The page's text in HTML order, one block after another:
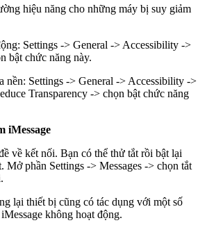
hiệu năng cho những máy bị suy giảm
Settings -> General -> Accessibility ->
bật chức năng này.
nền: Settings -> General -> Accessibility ->
Transparency -> chọn bật chức năng
iMessage
về kết nối. Bạn có thể thử tắt rồi bật lại
Mở phần Settings -> Messages -> chọn tắt
lại thiết bị cũng có tác dụng với một số
không hoạt động.